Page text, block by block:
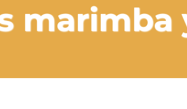
marimba